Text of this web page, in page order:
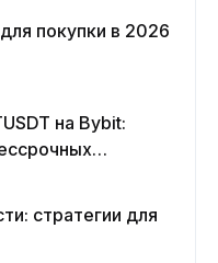
покупки в 2026
на Bybit:
стратегии для